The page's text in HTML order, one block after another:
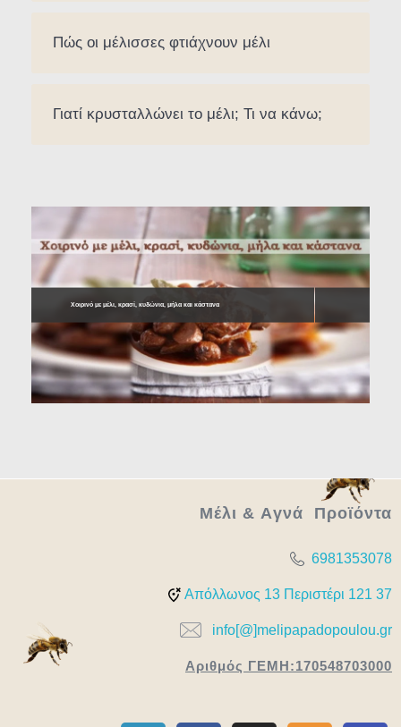
Πώς οι μέλισσες φτιάχνουν μέλι
Γιατί κρυσταλλώνει το μέλι; Τι να κάνω;
Χοιρινό με μέλι, κρασί, κυδώνια, μήλα και κάστανα
Μέλι & Aγνά Προϊόντα
6981353078
Απόλλωνος 13 Περιστέρι 121 37
info[@]melipapadopoulou.gr
Αριθμός ΓΕΜΗ:170548703000